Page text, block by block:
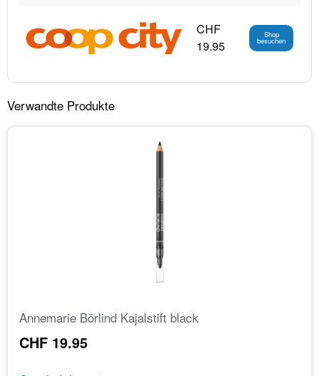
CHF
19.95
Shop
besuchen
Verwandte Produkte
Annemarie Börlind Kajalstift black
CHF 19.95